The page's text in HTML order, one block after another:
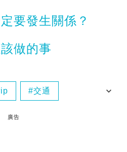
要發生關係？
做的事
交通
廣告